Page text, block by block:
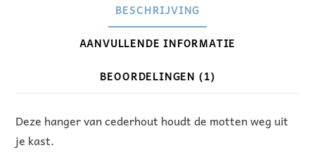
BESCHRIJVING
AANVULLENDE INFORMATIE
BEOORDELINGEN (1)
Deze hanger van cederhout houdt de motten weg uit
je kast.